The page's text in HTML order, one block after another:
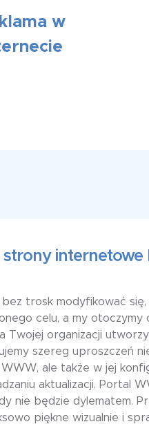
w
strony internetowe
bez trosk modyfikować się,
celu, a my
Twojej organizacji
szereg uproszczeń
ale także w jej
aktualizacji. Portal
nie będzie dylematem.
piękne wizualnie i